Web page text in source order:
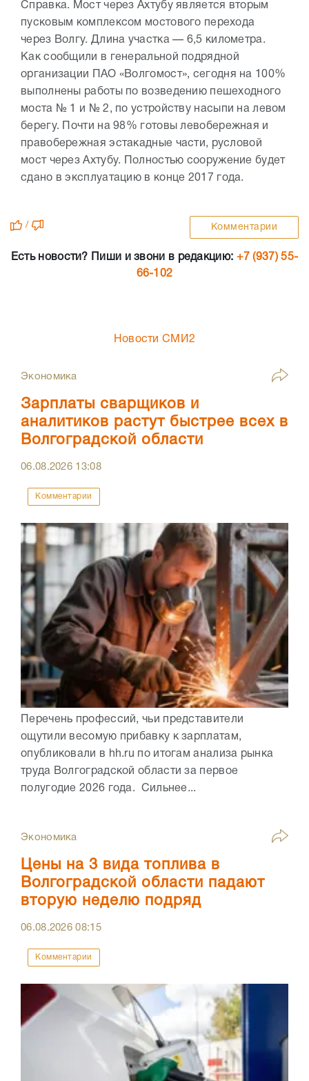
Справка. Мост через Ахтубу является вторым
пусковым комплексом мостового перехода
через Волгу. Длина участка — 6,5 километра.
Как сообщили в генеральной подрядной
организации ПАО «Волгомост», сегодня на 100%
выполнены работы по возведению пешеходного
моста № 1 и № 2, по устройству насыпи на левом
берегу. Почти на 98% готовы левобережная и
правобережная эстакадные части, русловой
мост через Ахтубу. Полностью сооружение будет
сдано в эксплуатацию в конце 2017 года.
/ Комментарии
Есть новости? Пиши и звони в редакцию: +7 (937) 55-
66-102
Новости СМИ2
Экономика
Зарплаты сварщиков и
аналитиков растут быстрее всех в
Волгоградской области
06.08.2026 13:08
Комментарии
Перечень профессий, чьи представители
ощутили весомую прибавку к зарплатам,
опубликовали в hh.ru по итогам анализа рынка
труда Волгоградской области за первое
полугодие 2026 года. Сильнее...
Экономика
Цены на 3 вида топлива в
Волгоградской области падают
вторую неделю подряд
06.08.202608:15
Комментарии